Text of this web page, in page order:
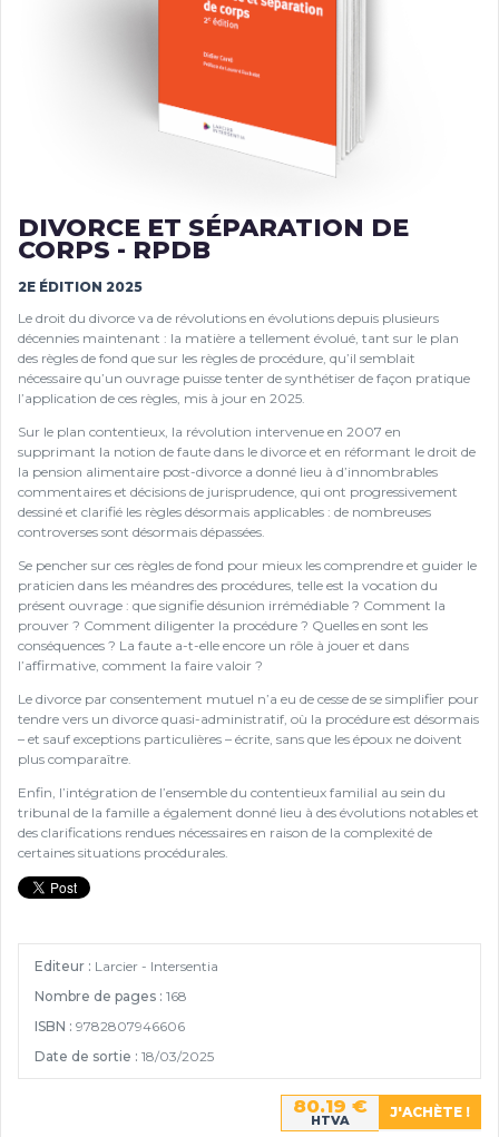
DIVORCE ET SÉPARATION DE
CORPS - RPDB
2E ÉDITION 2025
Le droit du divorce va de révolutions en évolutions depuis plusieurs
décennies maintenant : la matière a tellement évolué, tant sur le plan
des règles de fond que sur les règles de procédure, qu’il semblait
nécessaire qu’un ouvrage puisse tenter de synthétiser de façon pratique
l’application de ces règles, mis à jour en 2025.
Sur le plan contentieux, la révolution intervenue en 2007 en
supprimant la notion de faute dans le divorce et en réformant le droit de
la pension alimentaire post-divorce a donné lieu à d’innombrables
commentaires et décisions de jurisprudence, qui ont progressivement
dessiné et clarifié les règles désormais applicables : de nombreuses
controverses sont désormais dépassées.
Se pencher sur ces règles de fond pour mieux les comprendre et guider le
praticien dans les méandres des procédures, telle est la vocation du
présent ouvrage : que signifie désunion irrémédiable ? Comment la
prouver ? Comment diligenter la procédure ? Quelles en sont les
conséquences ? La faute a-t-elle encore un rôle à jouer et dans
l’affirmative, comment la faire valoir ?
Le divorce par consentement mutuel n’a eu de cesse de se simplifier pour
tendre vers un divorce quasi-administratif, où la procédure est désormais
– et sauf exceptions particulières – écrite, sans que les époux ne doivent
plus comparaître.
Enfin, l’intégration de l’ensemble du contentieux familial au sein du
tribunal de la famille a également donné lieu à des évolutions notables et
des clarifications rendues nécessaires en raison de la complexité de
certaines situations procédurales.
Editeur : Larcier - Intersentia
Nombre de pages : 168
ISBN : 9782807946606
Date de sortie : 18/03/2025
80.19 €
HTVA